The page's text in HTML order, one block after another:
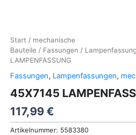
Start / mechanische
Bauteile / Fassungen /
LAMPENFASSUNG
Fassungen, Lampenfassungen,
45X7145
117,99€
Artikelnummer: 5583380